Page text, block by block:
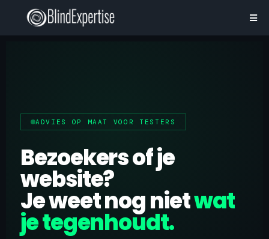
ADVIES OP MAAT VOOR TESTERS
Bezoekers of je
website?
Je weet nog nietwat
je tegenhoudt.